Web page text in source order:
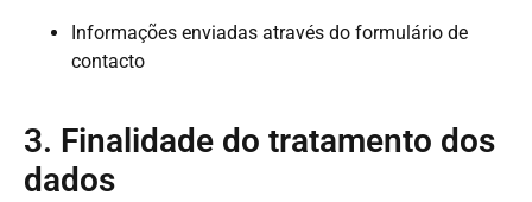
Informações enviadas através do formulário de
contacto
3. Finalidade do tratamento dos
dados